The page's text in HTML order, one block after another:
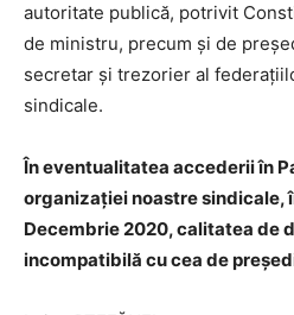
autoritate publică, potrivit
de ministru, precum și de
secretar şi trezorier al
sindicale.
În eventualitatea accederii în
organizației noastre sindicale,
Decembrie 2020, calitatea de
incompatibilă cu cea de